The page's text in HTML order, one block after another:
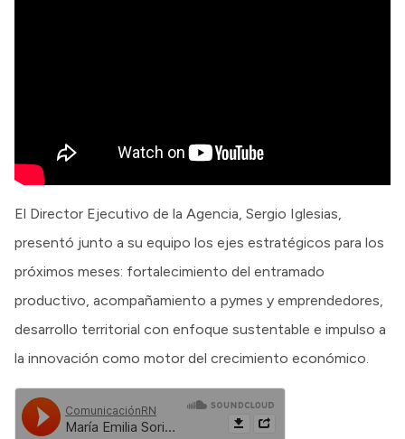
El Director Ejecutivo de la Agencia, Sergio Iglesias,
presentó junto a su equipo los ejes estratégicos para los
próximos meses: fortalecimiento del entramado
productivo, acompañamiento a pymes y emprendedores,
desarrollo territorial con enfoque sustentable e impulso a
la innovación como motor del crecimiento económico.